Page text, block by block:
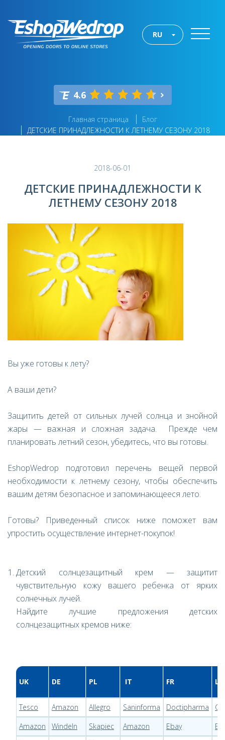
RU
4.6
Главная страница
Блог
ДЕТСКИЕ ПРИНАДЛЕЖНОСТИ К ЛЕТНЕМУ СЕЗОНУ 2018
2018-06-01
ДЕТСКИЕ ПРИНАДЛЕЖНОСТИ К
ЛЕТНЕМУ СЕЗОНУ 2018
Вы уже готовы к лету?
А ваши дети?
Защитить детей от сильных лучей солнца и знойной
жары — важная и сложная задача. Прежде чем
планировать летний сезон, убедитесь, что вы готовы.
EshopWedrop подготовил перечень вещей первой
необходимости к летнему сезону, чтобы обеспечить
вашим детям безопасное и запоминающееся лето.
Готовы? Приведенный список ниже поможет вам
упростить осуществление интернет-покупок!
Детский солнцезащитный крем — защитит
чувствительную кожу вашего ребенка от ярких
солнечных лучей.
Найдите лучшие предложения детских
солнцезащитных кремов ниже:
UK DE PL IT FR LT
Tesco Amazon Allegro Saninforma Doctipharma
Amazon
Windeln Skapiec Amazon Ebay